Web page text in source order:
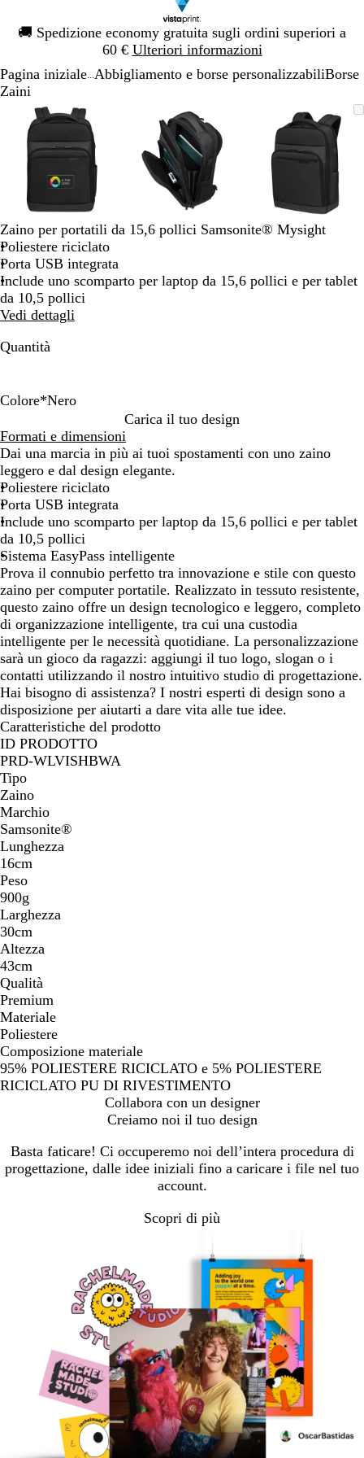
🚚 Spedizione economy gratuita sugli ordini superiori a
60 € Ulteriori informazioni
Diapositiva
1
Pagina iniziale Abbigliamento e borse personalizzabiliBorse
Zaini
L’immagine
può
essere
ingrandita
Ingrandito
a
minimo
Clicca
per
allargare
Usa
i
comandi
+
e
+
per
ingrandire
o
ridurre
e
le
frecce
L’immagine
può
essere
ingrandita
Ingrandito
a
minimo
Clicca
per
allargare
Usa
i
comandi
+
e
+
per
ingrandire
e
può
essere
ingrandita
Ingrandito
a
minimo
Clicca
per
allargare
Usa
i
comandi
+
per
ingrandire
e
Diapositiva
Zaino per portatili da 15,6 pollici Samsonite® Mysight
Poliestere riciclato
Porta USB integrata
Include uno scomparto per laptop da 15,6 pollici e per tablet
da 10,5 pollici
Vedi dettagli
Quantità
Colore*Nero
e
r
o
l
u
Carica il tuo design
Formati e dimensioni
Dai una marcia in più ai tuoi spostamenti con uno zaino
leggero e dal design elegante.
Poliestere riciclato
Porta USB integrata
Include uno scomparto per laptop da 15,6 pollici e per tablet
da 10,5 pollici
Sistema EasyPass intelligente
Prova il connubio perfetto tra innovazione e stile con questo
zaino per computer portatile. Realizzato in tessuto resistente,
questo zaino offre un design tecnologico e leggero, completo
di organizzazione intelligente, tra cui una custodia
intelligente per le necessità quotidiane. La personalizzazione
sarà un gioco da ragazzi: aggiungi il tuo logo, slogan o i
contatti utilizzando il nostro intuitivo studio di progettazione.
Hai bisogno di assistenza? I nostri esperti di design sono a
disposizione per aiutarti a dare vita alle tue idee.
Caratteristiche del prodotto
ID PRODOTTO
PRD-WLVISHBWA
Tipo
Zaino
Marchio
Samsonite®
Lunghezza
16cm
Peso
900g
Larghezza
30cm
Altezza
43cm
Qualità
Premium
Materiale
Poliestere
Composizione materiale
95% POLIESTERE RICICLATO e 5% POLIESTERE
RICICLATO PU DI RIVESTIMENTO
Collabora con un designer
Creiamo noi il tuo design
Basta faticare! Ci occuperemo noi dell’intera procedura di
progettazione, dalle idee iniziali fino a caricare i file nel tuo
account.
Scopri di più